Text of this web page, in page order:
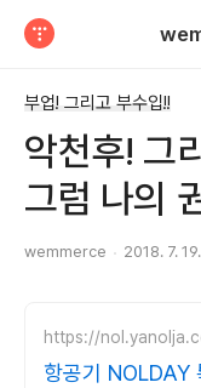
부업! 그리고 부수입!!
악천후! 그
그럼 나의
wemmerce 2018. 7.
https://
항공기 NOLDAY